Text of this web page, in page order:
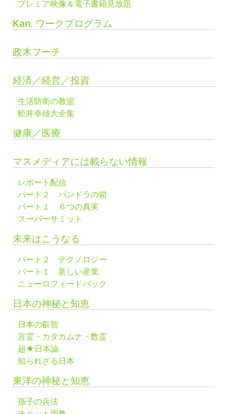
プレミア映像＆電子書籍見放題
Kan. ワークプログラム
政木フーチ
経済／経営／投資
生活防衛の教室
舩井幸雄大全集
健康／医療
マスメディアには載らない情報
レポート配信
パート２ パンドラの箱
パート１ ６つの真実
スーパーサミット
未来はこうなる
パート２ テクノロジー
パート１ 新しい産業
ニューロフィードバック
日本の神秘と知恵
日本の叡智
言霊・カタカムナ・数霊
超★日本論
知られざる日本
東洋の神秘と知恵
孫子の兵法